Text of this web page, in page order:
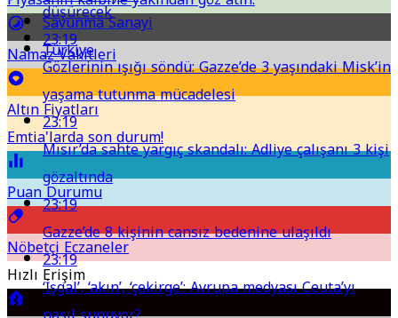
Namaz Vakitleri
Altın Fiyatları
Emtia'larda son durum!
Puan Durumu
Nöbetçi Eczaneler
Hızlı Erişim
Savunma Sanayi
Türkiye
düşürecek
23:19
Gözlerinin ışığı söndü: Gazze’de 3 yaşındaki Misk’in
yaşama tutunma mücadelesi
23:19
Mısır’da sahte yargıç skandalı: Adliye çalışanı 3 kişi
gözaltında
23:19
Gazze’de 8 kişinin cansız bedenine ulaşıldı
23:19
‘İşgal’, ‘akın’, ‘çekirge’: Avrupa medyası Ceuta’yı